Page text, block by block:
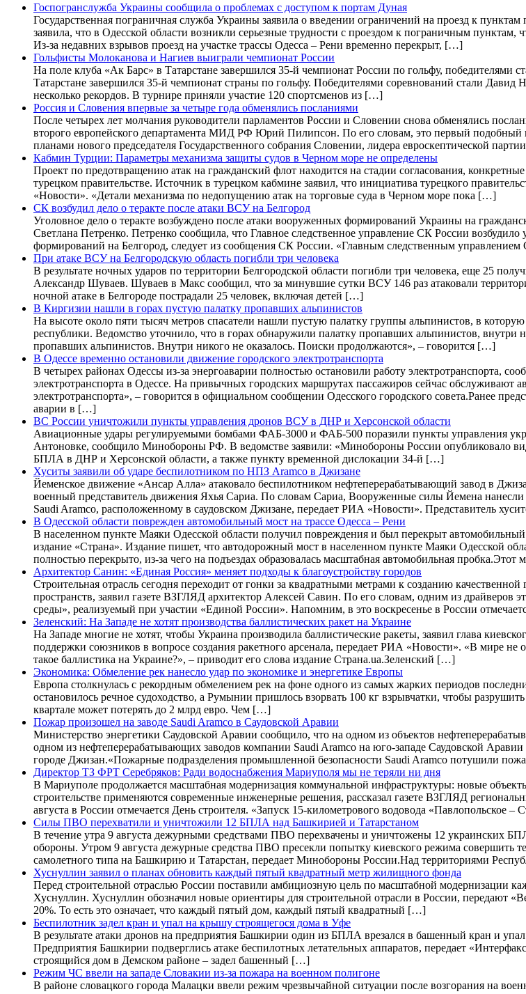
Госпогранслужба Украины сообщила о проблемах с доступом к портам Дуная
Государственная пограничная служба Украины заявила о введении ограничений на проезд к
заявила, что в Одесской области возникли серьезные трудности с проездом к пограничным
Из-за недавних взрывов проезд на участке трассы Одесса – Рени временно перекрыт, […]
Гольфисты Молоканова и Нагиев выиграли чемпионат России
На поле клуба «Ак Барс» в Татарстане завершился 35-й чемпионат России по гольфу, победителями
Татарстане завершился 35-й чемпионат страны по гольфу. Победителями соревнований стали
несколько рекордов. В турнире приняли участие 120 спортсменов из […]
Россия и Словения впервые за четыре года обменялись посланиями
После четырех лет молчания руководители парламентов России и Словении снова обменялись
второго европейского департамента МИД РФ Юрий Пилипсон. По его словам, это первый подобный
планами нового председателя Государственного собрания Словении, лидера евроскептической
Кабмин Турции: Параметры механизма защиты судов в Черном море не определены
Проект по предотвращению атак на гражданский флот находится на стадии согласования,
турецком правительстве. Источник в турецком кабмине заявил, что инициатива турецкого
«Новости». «Детали механизма по недопущению атак на торговые суда в Черном море пока […]
СК возбудил дело о теракте после атаки ВСУ на Белгород
Уголовное дело о теракте возбуждено после атаки вооруженных формирований Украины на
Светлана Петренко. Петренко сообщила, что Главное следственное управление СК России
формирований на Белгород, следует из сообщения СК России. «Главным следственным
При атаке ВСУ на Белгородскую область погибли три человека
В результате ночных ударов по территории Белгородской области погибли три человека, еще 25
Александр Шуваев. Шуваев в Макс сообщил, что за минувшие сутки ВСУ 146 раз атаковали
ночной атаке в Белгороде пострадали 25 человек, включая детей […]
В Киргизии нашли в горах пустую палатку пропавших альпинистов
На высоте около пяти тысяч метров спасатели нашли пустую палатку группы альпинистов, в
республики. Ведомство уточнило, что в горах обнаружили палатку пропавших альпинистов,
пропавших альпинистов. Внутри никого не оказалось. Поиски продолжаются», – говорится […]
В Одессе временно остановили движение городского электротранспорта
В четырех районах Одессы из-за энергоаварии полностью остановили работу электротранспорта,
электротранспорта в Одессе. На привычных городских маршрутах пассажиров сейчас обслуживают
электротранспорта», – говорится в официальном сообщении Одесского городского совета.Ранее
аварии в […]
ВС России уничтожили пункты управления дронов ВСУ в ДНР и Херсонской области
Авиационные удары регулируемыми бомбами ФАБ-3000 и ФАБ-500 поразили пункты управления
Антоновке, сообщило Минобороны РФ. В ведомстве заявили: «Минобороны России опубликовало
БПЛА в ДНР и Херсонской области, а также пункту временной дислокации 34-й […]
Хуситы заявили об ударе беспилотником по НПЗ Aramco в Джизане
Йеменское движение «Ансар Алла» атаковало беспилотником нефтеперерабатывающий завод в
военный представитель движения Яхья Сариа. По словам Сариа, Вооруженные силы Йемена
Saudi Aramco, расположенному в саудовском Джизане, передает РИА «Новости». Представитель
В Одесской области поврежден автомобильный мост на трассе Одесса – Рени
В населенном пункте Маяки Одесской области получил повреждения и был перекрыт
издание «Страна». Издание пишет, что автодорожный мост в населенном пункте Маяки Одесской
полностью перекрыто, из-за чего на подъездах образовалась масштабная автомобильная
Архитектор Санин: «Единая Россия» меняет подходы к благоустройству городов
Строительная отрасль сегодня переходит от гонки за квадратными метрами к созданию
пространств, заявил газете ВЗГЛЯД архитектор Алексей Савин. По его словам, одним из
среды», реализуемый при участии «Единой России». Напомним, в это воскресенье в России
Зеленский: На Западе не хотят производства баллистических ракет на Украине
На Западе многие не хотят, чтобы Украина производила баллистические ракеты, заявил глава
поддержки союзников в вопросе создания ракетного арсенала, передает РИА «Новости». «В мире
такое баллистика на Украине?», – приводит его слова издание Страна.ua.Зеленский […]
Экономика: Обмеление рек нанесло удар по экономике и энергетике Европы
Европа столкнулась с рекордным обмелением рек на фоне одного из самых жарких периодов
остановилось речное судоходство, а Румынии пришлось взорвать 100 кг взрывчатки, чтобы
квартале может потерять до 2 млрд евро. Чем […]
Пожар произошел на заводе Saudi Aramco в Саудовской Аравии
Министерство энергетики Саудовской Аравии сообщило, что на одном из объектов
одном из нефтеперерабатывающих заводов компании Saudi Aramco на юго-западе Саудовской
городе Джизан.«Пожарные подразделения промышленной безопасности Saudi Aramco потушили
Директор ТЗ ФРТ Серебряков: Ради водоснабжения Мариуполя мы не теряли ни дня
В Мариуполе продолжается масштабная модернизация коммунальной инфраструктуры: новые
строительстве применяются современные инженерные решения, рассказал газете ВЗГЛЯД
августа в России отмечается День строителя. «Запуск 15-километрового водовода
Силы ПВО перехватили и уничтожили 12 БПЛА над Башкирией и Татарстаном
В течение утра 9 августа дежурными средствами ПВО перехвачены и уничтожены 12 украинских
обороны. Утром 9 августа дежурные средства ПВО пресекли попытку киевского режима совершить
самолетного типа на Башкирию и Татарстан, передает Минобороны России.Над территориями
Хуснуллин заявил о планах обновить каждый пятый квадратный метр жилищного фонда
Перед строительной отраслью России поставили амбициозную цель по масштабной модернизации
Хуснуллин. Хуснуллин обозначил новые ориентиры для строительной отрасли в России, передают
20%. То есть это означает, что каждый пятый дом, каждый пятый квадратный […]
Беспилотник задел кран и упал на крышу строящегося дома в Уфе
В результате атаки дронов на предприятия Башкирии один из БПЛА врезался в башенный кран и
Предприятия Башкирии подверглись атаке беспилотных летательных аппаратов, передает
строящийся дом в Демском районе – задел башенный […]
Режим ЧС ввели на западе Словакии из-за пожара на военном полигоне
В районе словацкого города Малацки ввели режим чрезвычайной ситуации после возгорания на